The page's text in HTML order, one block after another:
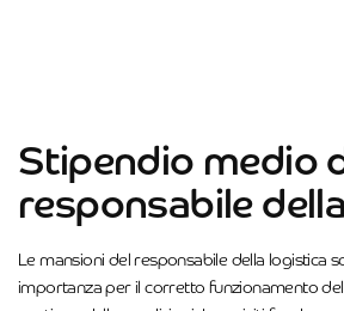
Stipendio medio
responsabile
Le mansioni del responsabile della logistica
importanza per il corretto funzionamento